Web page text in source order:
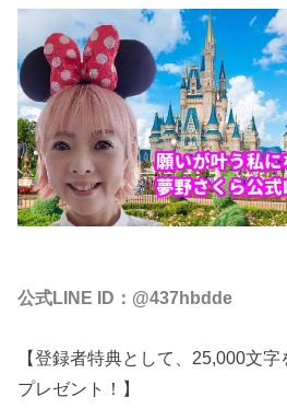
公式LINE ID：@437hbdde
【登録者特典として、25,000文
プレゼント！】